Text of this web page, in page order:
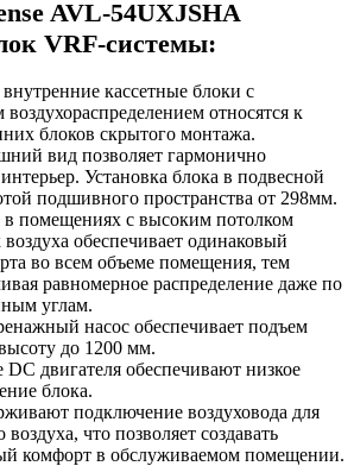
AVL-54UXJSHA
VRF-системы:
кассетные блоки с
относятся к
блоков скрытого монтажа.
вид позволяет гармонично
Установка блока в подвесной
подшивного пространства от 298мм.
в помещениях с высоким потолком
обеспечивает одинаковый
во всем объеме помещения, тем
равномерное распределение даже по
углам.
насос обеспечивает подъем
до 1200 мм.
DC двигателя обеспечивают низкое
блока.
подключение воздуховода для
что позволяет создавать
комфорт в обслуживаемом помещении.